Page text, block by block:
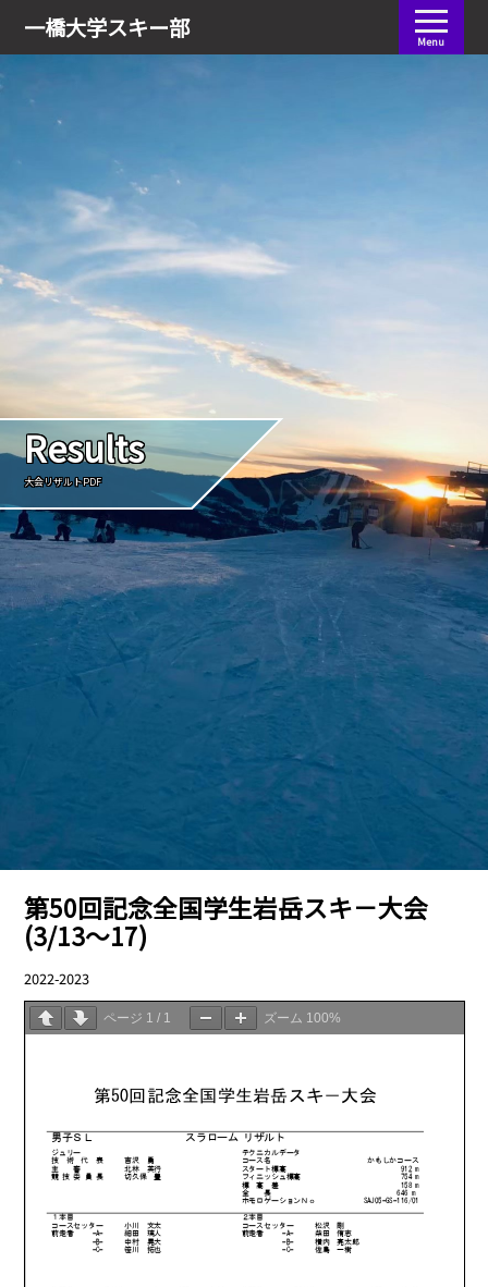
一橋大学スキー部 Menu
会員ログイン
Results
大会リザルトPDF
第50回記念全国学生岩岳スキ－大会
(3/13～17)
2022-2023
ページ 1 / 1 ズーム 100%